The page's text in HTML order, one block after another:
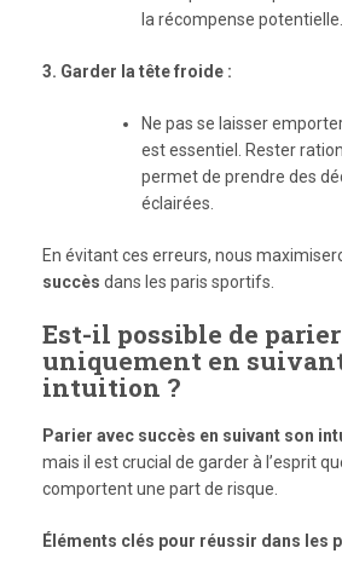
la récompense potentielle.
3. Garder la tête froide :
Ne pas se laisser
est essentiel. Rester
permet de prendre des
éclairées.
En évitant ces erreurs, nous
succès dans les paris sportifs.
Est-il possible de
uniquement en
intuition ?
Parier avec succès en suivant son
mais il est crucial de garder à l’esprit
comportent une part de risque.
Éléments clés pour réussir dans les